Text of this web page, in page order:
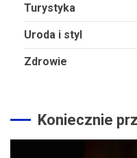
Turystyka
Uroda i styl
Zdrowie
Koniecznie